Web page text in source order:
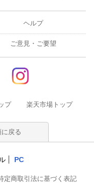
ヘルプ
ご意見・ご要望
プ 楽天市場トップ
戻る
PC
定商取引法に基づく表記